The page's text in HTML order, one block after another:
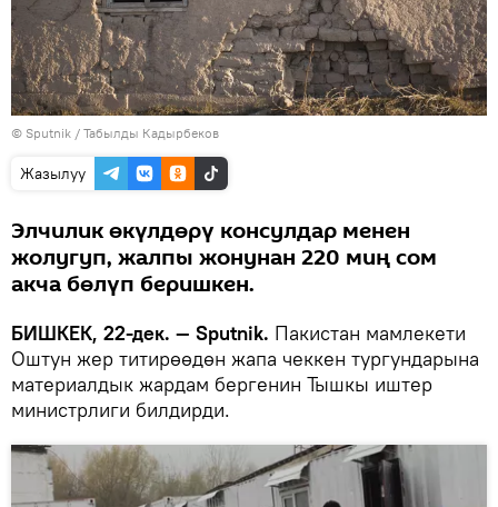
© Sputnik / Табылды Кадырбеков
Жазылуу
Элчилик өкүлдөрү консулдар менен
жолугуп, жалпы жонунан 220 миң сом
акча бөлүп беришкен.
БИШКЕК, 22-дек. — Sputnik. Пакистан мамлекети
Оштун жер титирөөдөн жапа чеккен тургундарына
материалдык жардам бергенин Тышкы иштер
министрлиги билдирди.